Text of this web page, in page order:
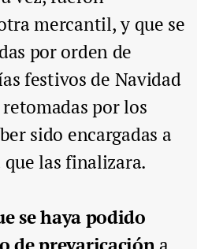
mercantil, y que se
por orden de
festivos de Navidad
por los
sido encargadas a
las finalizara.
se haya podido